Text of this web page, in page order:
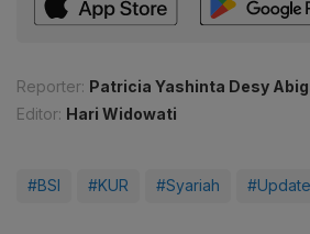
Reporter: Patricia Yashinta Desy
Editor: Hari Widowati
#BSI #KUR #Syariah